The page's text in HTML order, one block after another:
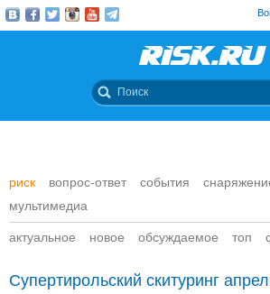
риск вопрос-ответ события
мультимедиа
актуальное новое обсуждаемое топ
Супертирольский скитуринг